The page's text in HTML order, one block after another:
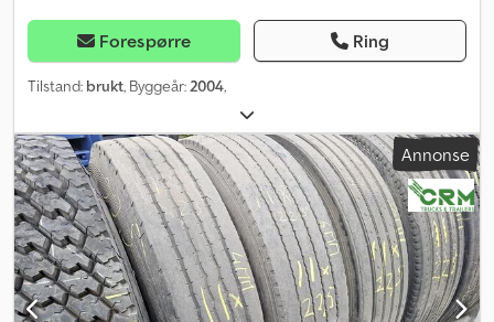
Forespørre Ring
Tilstand: brukt, Byggeår:2004,
Annonse